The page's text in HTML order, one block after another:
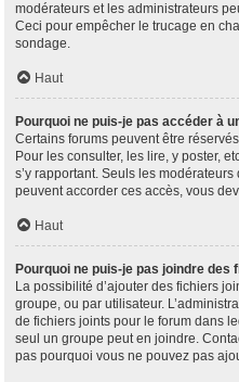
modérateurs et les administrateurs
Ceci pour empêcher le trucage en
sondage.
Haut
Pourquoi ne puis-je pas accéder à
Certains forums peuvent être
Pour les consulter, les lire, y poster,
s’y rapportant. Seuls les
peuvent accorder ces accès, vous
Haut
Pourquoi ne puis-je pas joindre des
La possibilité d’ajouter des fichiers
groupe, ou par utilisateur.
de fichiers joints pour le forum dans
seul un groupe peut en joindre.
pas pourquoi vous ne pouvez pas